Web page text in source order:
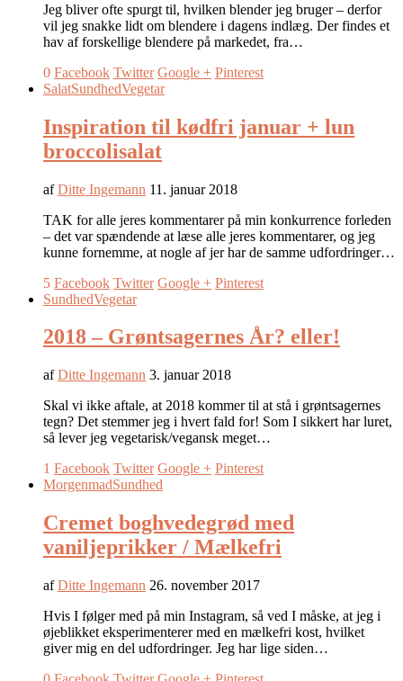
Jeg bliver ofte spurgt til, hvilken blender jeg bruger – derfor
vil jeg snakke lidt om blendere i dagens indlæg. Der findes et
hav af forskellige blendere på markedet, fra…
0 Facebook Twitter Google + Pinterest
SalatSundhedVegetar
Inspiration til kødfri januar + lun
broccolisalat
afDitte Ingemann 11. januar 2018
TAK for alle jeres kommentarer på min konkurrence forleden
– det var spændende at læse alle jeres kommentarer, og jeg
kunne fornemme, at nogle af jer har de samme udfordringer…
5 Facebook Twitter Google + Pinterest
SundhedVegetar
2018 – Grøntsagernes År? eller!
afDitte Ingemann 3. januar 2018
Skal vi ikke aftale, at 2018 kommer til at stå i grøntsagernes
tegn? Det stemmer jeg i hvert fald for! Som I sikkert har luret,
så lever jeg vegetarisk/vegansk meget…
1 Facebook Twitter Google + Pinterest
MorgenmadSundhed
Cremet boghvedegrød med
vaniljeprikker / Mælkefri
afDitte Ingemann 26. november 2017
Hvis I følger med på min Instagram, så ved I måske, at jeg i
øjeblikket eksperimenterer med en mælkefri kost, hvilket
giver mig en del udfordringer. Jeg har lige siden…